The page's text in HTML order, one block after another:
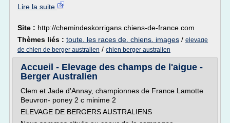
Lire la suite
Site : http://chemindeskorrigans.chiens-de-france.com
Thèmes liés : toute. les races de. chiens. images / elevage
de chien de berger australien / chien berger australien
Accueil - Elevage des champs de l'aigue -
Berger Australien
Clem et Jade d'Annay, championnes de France Lamotte
Beuvron- poney 2 c minime 2
ELEVAGE DE BERGERS AUSTRALIENS